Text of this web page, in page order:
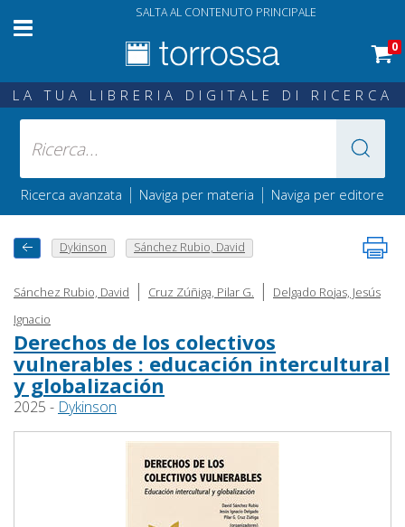
SALTA AL CONTENUTO PRINCIPALE
0
LA TUA LIBRERIA DIGITALE DI RICERCA
Ricerca avanzata | Naviga per materia | Naviga per editore
Dykinson Sánchez Rubio, David
Sánchez Rubio, David | Cruz Zúñiga, Pilar G. |
Delgado Rojas, Jesús
Ignacio
Derechos de los colectivos
vulnerables : educación intercultural
y globalización
2025 - Dykinson